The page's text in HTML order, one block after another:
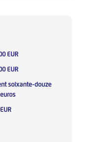
EUR
EUR
soixante-douze